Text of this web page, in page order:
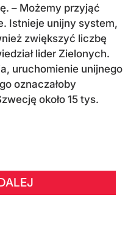
– Możemy przyjąć
Istnieje unijny system,
zwiększyć liczbę
lider Zielonych.
uruchomienie unijnego
oznaczałoby
około 15 tys.